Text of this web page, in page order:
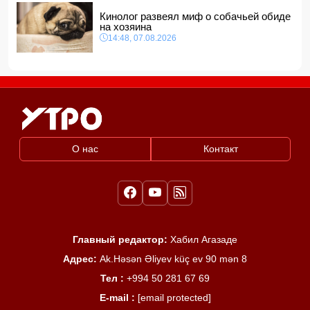
Кинолог развеял миф о собачьей обиде
на хозяина
14:48, 07.08.2026
О нас Контакт
Главный редактор: Хабил Агазаде
Адрес: Ak.Həsən Əliyev küç ev 90 mən 8
Тел : +994 50 281 67 69
E-mail : [email protected]